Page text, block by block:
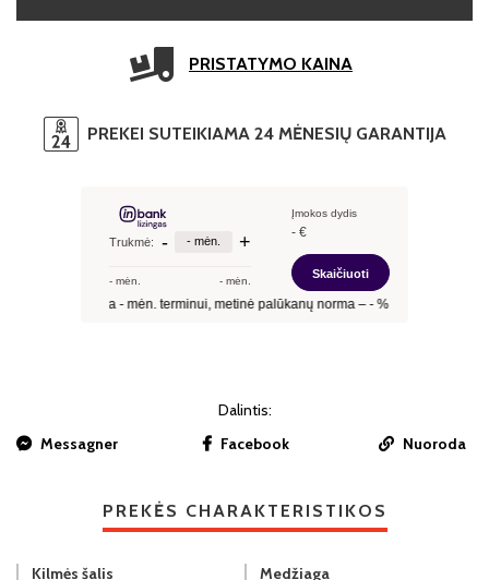
PRISTATYMO KAINA
PREKEI SUTEIKIAMA 24 MĖNESIŲ GARANTIJA
Dalintis:
Messagner
Facebook Nuoroda
PREKĖS CHARAKTERISTIKOS
Kilmės šalis
Medžiaga